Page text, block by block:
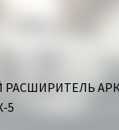
5